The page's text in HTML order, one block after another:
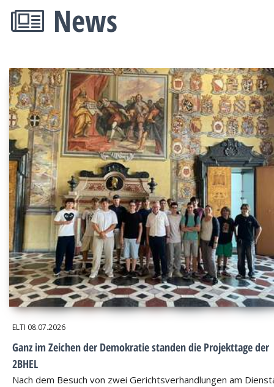
News
ELTI 08.07.2026
Ganz im Zeichen der Demokratie standen die Projekttage der
2BHEL
Nach dem Besuch von zwei Gerichtsverhandlungen am